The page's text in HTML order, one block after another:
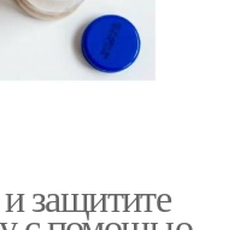
защитите